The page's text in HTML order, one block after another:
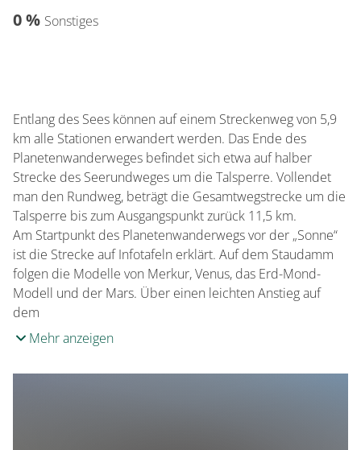
0 % Sonstiges
Entlang des Sees können auf einem Streckenweg von 5,9
km alle Stationen erwandert werden. Das Ende des
Planetenwanderweges befindet sich etwa auf halber
Strecke des Seerundweges um die Talsperre. Vollendet
man den Rundweg, beträgt die Gesamtwegstrecke um die
Talsperre bis zum Ausgangspunkt zurück 11,5 km.
Am Startpunkt des Planetenwanderwegs vor der „Sonne“
ist die Strecke auf Infotafeln erklärt. Auf dem Staudamm
folgen die Modelle von Merkur, Venus, das Erd-Mond-
Modell und der Mars. Über einen leichten Anstieg auf
dem
Mehr anzeigen